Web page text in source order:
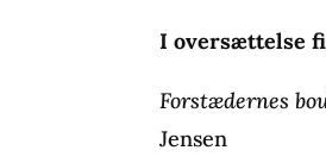
I oversættelse
Forstædernes
Jensen